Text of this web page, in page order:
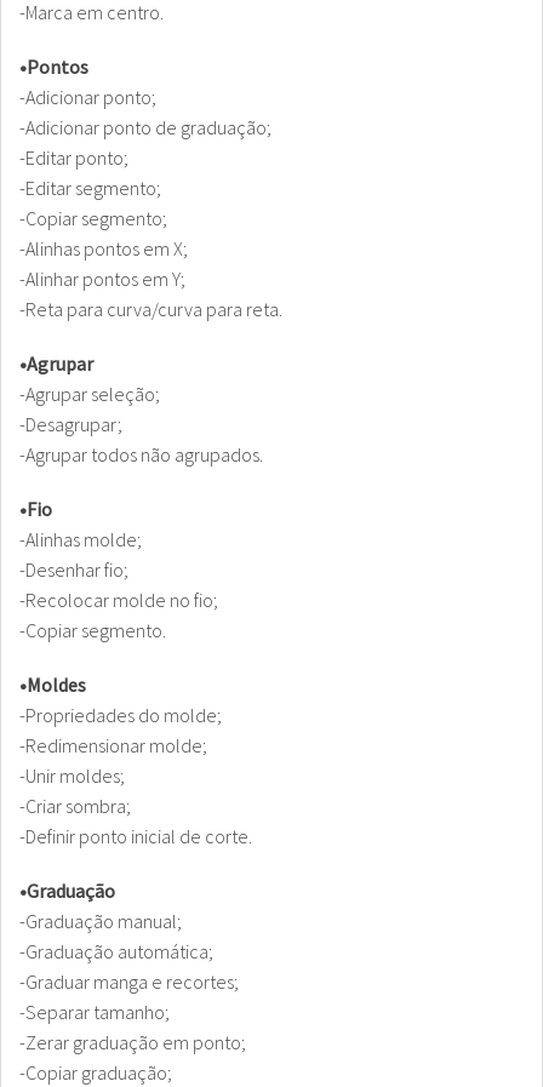
-Marca em centro.
•Pontos
-Adicionar ponto;
-Adicionar ponto de graduação;
-Editar ponto;
-Editar segmento;
-Copiar segmento;
-Alinhas pontos em X;
-Alinhar pontos em Y;
-Reta para curva/curva para reta.
•Agrupar
-Agrupar seleção;
-Desagrupar;
-Agrupar todos não agrupados.
•Fio
-Alinhas molde;
-Desenhar fio;
-Recolocar molde no fio;
-Copiar segmento.
•Moldes
-Propriedades do molde;
-Redimensionar molde;
-Unir moldes;
-Criar sombra;
-Definir ponto inicial de corte.
•Graduação
-Graduação manual;
-Graduação automática;
-Graduar manga e recortes;
-Separar tamanho;
-Zerar graduação em ponto;
-Copiar graduação;